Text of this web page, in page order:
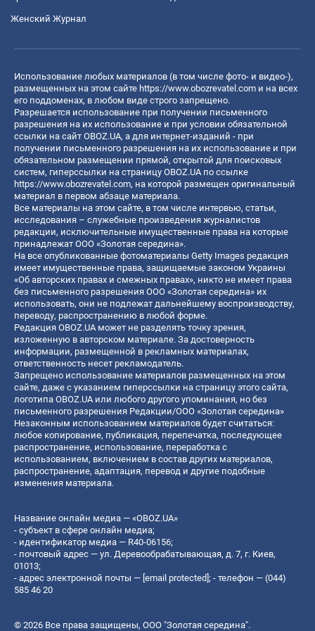
Женский Журнал
Использование любых материалов (в том числе фото- и видео-),
размещенных на этом сайте https://www.obozrevatel.com и на всех
его поддоменах, в любом виде строго запрещено.
Разрешается использование при получении письменного
разрешения на их использование и при условии обязательной
ссылки на сайт OBOZ.UA, а для интернет-изданий - при
получении письменного разрешения на их использование и при
обязательном размещении прямой, открытой для поисковых
систем, гиперссылки на страницу OBOZ.UA по ссылке
https://www.obozrevatel.com, на которой размещен оригинальный
материал в первом абзаце материала.
Все материалы на этом сайте, в том числе интервью, статьи,
исследования – служебные произведения журналистов
редакции, исключительные имущественные права на которые
принадлежат ООО «Золотая середина».
На все опубликованные фотоматериалы Getty Images редакция
имеет имущественные права, защищаемые законом Украины
«Об авторских правах и смежных правах», никто не имеет права
без письменного разрешения ООО «Золотая середина» их
использовать, они не подлежат дальнейшему воспроизводству,
переводу, распространению в любой форме.
Редакция OBOZ.UA может не разделять точку зрения,
изложенную в авторском материале. За достоверность
информации, размещенной в рекламных материалах,
ответственность несет рекламодатель.
Запрещено использование материалов размещенных на этом
сайте, даже с указанием гиперссылки на страницу этого сайта,
логотипа OBOZ.UA или любого другого упоминания, но без
письменного разрешения Редакции/ООО «Золотая середина»
Незаконным использованием материалов будет считаться:
любое копирование, публикация, перепечатка, последующее
распространение, использование, переработка с
использованием, включением в состав других материалов,
распространение, адаптация, перевод и другие подобные
изменения материала.
Название онлайн медиа — «OBOZ.UA»
- субъект в сфере онлайн медиа;
- идентификатор медиа — R40-06156;
- почтовый адрес — ул. Деревообрабатывающая, д. 7, г. Киев,
01013;
- адрес электронной почты — [email protected]; - телефон — (044)
585 46 20
© 2026 Все права защищены, ООО "Золотая середина".